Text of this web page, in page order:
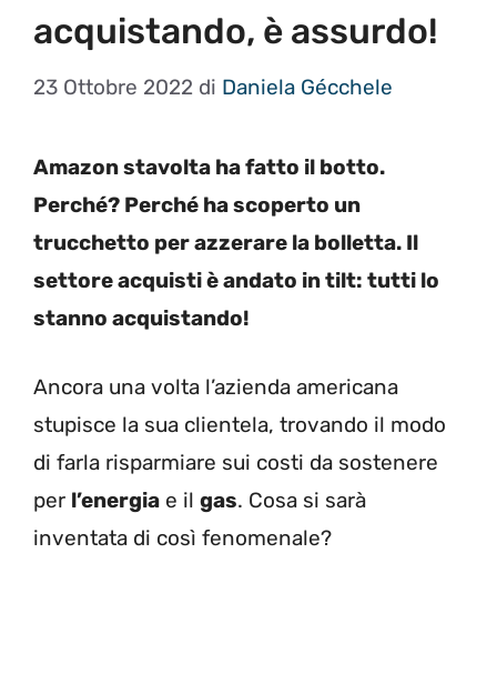
acquistando, è assurdo!
23 Ottobre 2022 di Daniela Gécchele
Amazon stavolta ha fatto il botto.
Perché? Perché ha scoperto un
trucchetto per azzerare la bolletta. Il
settore acquisti è andato in tilt: tutti lo
stanno acquistando!
Ancora una volta l’azienda americana
stupisce la sua clientela, trovando il modo
di farla risparmiare sui costi da sostenere
per l’energia e il gas. Cosa si sarà
inventata di così fenomenale?